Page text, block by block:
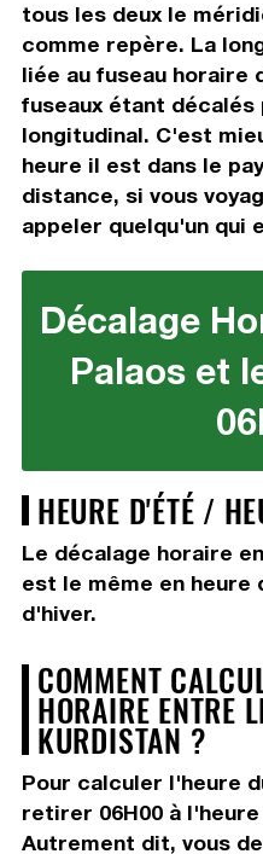
tous les deux le
comme repère. La
liée au fuseau horaire
fuseaux étant
longitudinal. C'est
heure il est dans le
distance, si vous
appeler quelqu'un qui
Décalage
Palaos et
HEURE D'ÉTÉ /
Le décalage horaire
est le même en heure
d'hiver.
COMMENT
HORAIRE ENTRE
KURDISTAN ?
Pour calculer l'heure
retirer 06H00à l'heure
Autrement dit, vous